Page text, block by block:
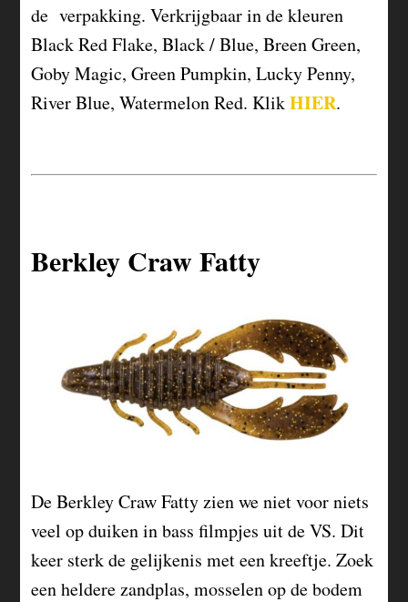
de verpakking. Verkrijgbaar in de kleuren
Black Red Flake, Black / Blue, Breen Green,
Goby Magic, Green Pumpkin, Lucky Penny,
River Blue, Watermelon Red. KlikHIER.
Berkley Craw Fatty
De Berkley Craw Fatty zien we niet voor niets
veel op duiken in bass filmpjes uit de VS. Dit
keer sterk de gelijkenis met een kreeftje. Zoek
een heldere zandplas, mosselen op de bodem